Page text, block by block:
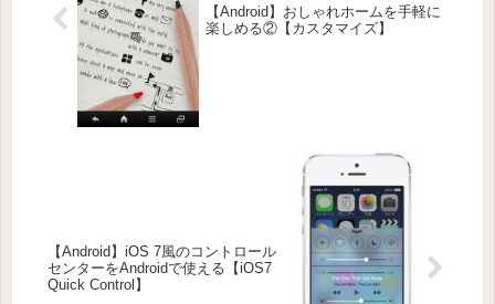
【Android】おしゃれホームを手軽に
楽しめる②【カスタマイズ】
【Android】iOS 7風のコントロール
センターをAndroidで使える【iOS7
Quick Control】